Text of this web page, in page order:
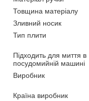
Товщина матеріалу
Зливний носик
Тип плити
Підходить для миття в
посудомийній машині
Виробник
Країна виробник